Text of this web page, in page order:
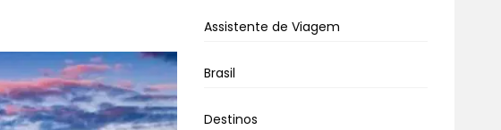
Assistente de Viagem
Brasil
Destinos